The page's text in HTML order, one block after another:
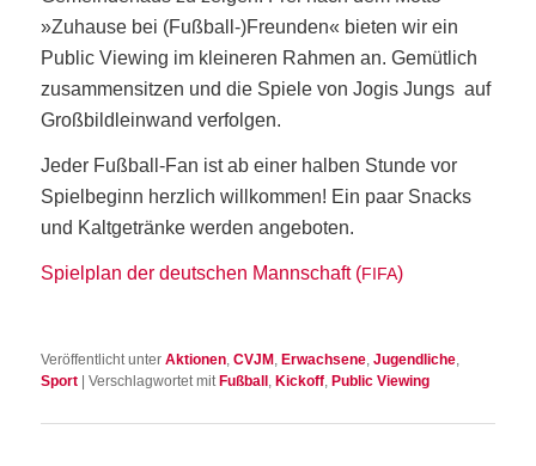
»Zuhau­se bei (Fußball-)Freunden« bie­ten wir ein
Public Vie­w­ing im klei­ne­ren Rah­men an. Gemüt­lich
zusam­men­sit­zen und die Spie­le von Jogis Jungs auf
Groß­bild­lein­wand verfolgen.
Jeder Fuß­ball-Fan ist ab einer hal­ben Stun­de vor
Spiel­be­ginn herz­lich will­kom­men! Ein paar Snacks
und Kalt­ge­trän­ke wer­den angeboten.
Spiel­plan der deut­schen Mann­schaft (FIFA)
Veröffentlicht unter Aktionen,CVJM , Erwachsene,Jugendliche,
Sport
|Verschlagwortet mit Fußball , Kickoff, Public Viewing